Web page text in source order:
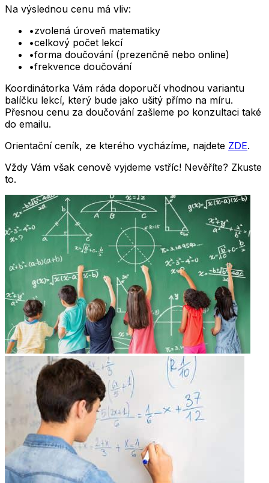
Na výslednou cenu má vliv:
•zvolená úroveň matematiky
•celkový počet lekcí
•forma doučování (prezenčně nebo online)
•frekvence doučování
Koordinátorka Vám ráda doporučí vhodnou variantu
balíčku lekcí, který bude jako ušitý přímo na míru.
Přesnou cenu za doučování zašleme po konzultaci také
do emailu.
Orientační ceník, ze kterého vycházíme, najdete ZDE.
Vždy Vám však cenově vyjdeme vstříc! Nevěříte? Zkuste
to.